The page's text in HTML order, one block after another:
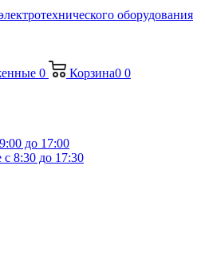
0 Корзина0 0
до 17:00
с 8:30 до 17:30